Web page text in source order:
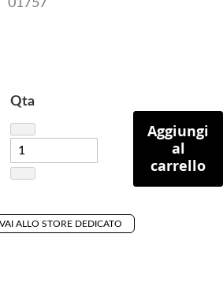
01757
Qta
Aggiungi
al
carrello
ALLO STORE DEDICATO